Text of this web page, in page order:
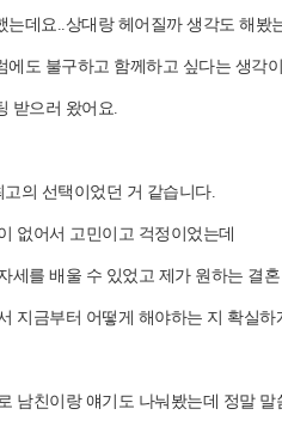
는데요..상대랑 헤어질까 생각도 해봤
도 불구하고 함께하고 싶다는 생각
받으러 왔어요.
의 선택이었던 거 같습니다.
없어서 고민이고 걱정이었는데
세를 배울 수 있었고 제가 원하는 결
지금부터 어떻게 해야하는 지 확실
남친이랑 얘기도 나눠봤는데 정말 말